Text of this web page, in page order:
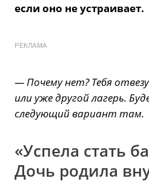
если оно не устраивает.
РЕКЛАМА
— Почему нет? Тебя
или уже другой лагерь.
следующий вариант там.
«Успела стать
Дочь родила